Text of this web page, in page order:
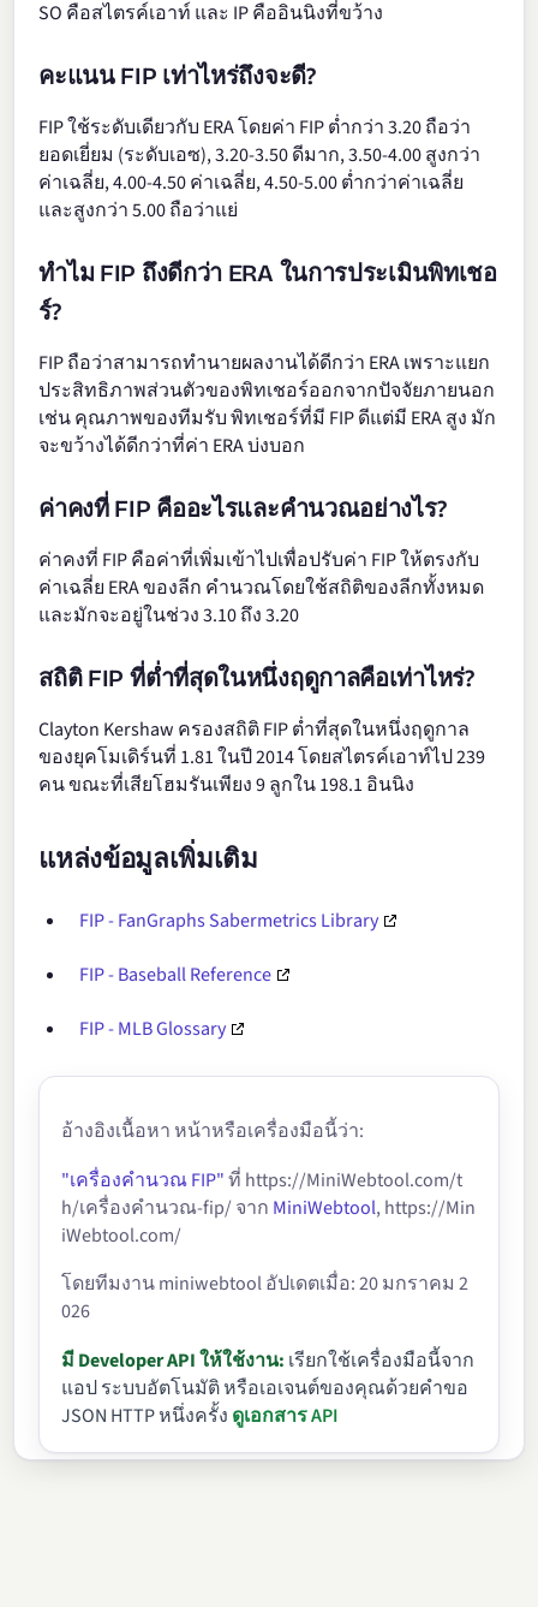
SO คือสไตรค์เอาท์ และ IP คืออินนิงที่ขว้าง
คะแนน FIP เท่าไหร่ถึงจะดี?
FIP ใช้ระดับเดียวกับ ERA โดยค่า FIP ต่ำกว่า 3.20 ถือว่า
ยอดเยี่ยม (ระดับเอซ), 3.20-3.50 ดีมาก, 3.50-4.00 สูงกว่า
ค่าเฉลี่ย, 4.00-4.50 ค่าเฉลี่ย, 4.50-5.00 ต่ำกว่าค่าเฉลี่ย
และสูงกว่า 5.00 ถือว่าแย่
ทำไม FIP ถึงดีกว่า ERA ในการประเมินพิทเชอ
ร์?
FIP ถือว่าสามารถทำนายผลงานได้ดีกว่า ERA เพราะแยก
ประสิทธิภาพส่วนตัวของพิทเชอร์ออกจากปัจจัยภายนอก
เช่น คุณภาพของทีมรับ พิทเชอร์ที่มี FIP ดีแต่มี ERA สูง มัก
จะขว้างได้ดีกว่าที่ค่า ERA บ่งบอก
ค่าคงที่ FIP คืออะไรและคำนวณอย่างไร?
ค่าคงที่ FIP คือค่าที่เพิ่มเข้าไปเพื่อปรับค่า FIP ให้ตรงกับ
ค่าเฉลี่ย ERA ของลีก คำนวณโดยใช้สถิติของลีกทั้งหมด
และมักจะอยู่ในช่วง 3.10 ถึง 3.20
สถิติ FIP ที่ต่ำที่สุดในหนึ่งฤดูกาลคือเท่าไหร่?
Clayton Kershaw ครองสถิติ FIP ต่ำที่สุดในหนึ่งฤดูกาล
ของยุคโมเดิร์นที่ 1.81 ในปี 2014 โดยสไตรค์เอาท์ไป 239
คน ขณะที่เสียโฮมรันเพียง 9 ลูกใน 198.1 อินนิง
แหล่งข้อมูลเพิ่มเติม
FIP - FanGraphs Sabermetrics Library
FIP - Baseball Reference
FIP - MLB Glossary
อ้างอิงเนื้อหา หน้าหรือเครื่องมือนี้ว่า:
"เครื่องคำนวณ FIP"ที่ https://MiniWebtool.com/t
h/เครื่องคำนวณ-fip/ จาก MiniWebtool, https://Min
iWebtool.com/
โดยทีมงาน miniwebtool อัปเดตเมื่อ: 20 มกราคม 2
026
มี Developer API ให้ใช้งาน: เรียกใช้เครื่องมือนี้จาก
แอป ระบบอัตโนมัติ หรือเอเจนต์ของคุณด้วยคำขอ
JSON HTTP หนึ่งครั้ง ดูเอกสาร API